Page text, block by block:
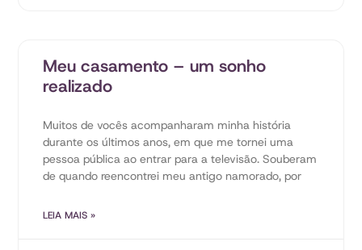
Meu casamento – um sonho
realizado
Muitos de vocês acompanharam minha história
durante os últimos anos, em que me tornei uma
pessoa pública ao entrar para a televisão. Souberam
de quando reencontrei meu antigo namorado, por
LEIA MAIS »